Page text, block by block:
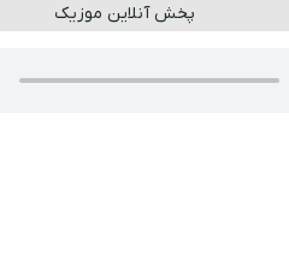
پخش آنلاین موزیک